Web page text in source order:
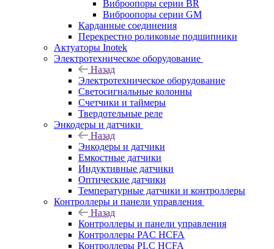
Виброопоры серии BR
Виброопоры серии GM
Карданные соединения
Перекрестно роликовые подшипники
Актуаторы Inotek
Электротехническое оборудование
Назад
Электротехническое оборудование
Светосигнальные колонны
Счетчики и таймеры
Твердотельные реле
Энкодеры и датчики
Назад
Энкодеры и датчики
Емкостные датчики
Индуктивные датчики
Оптические датчики
Температурные датчики и контроллеры
Контроллеры и панели управления
Назад
Контроллеры и панели управления
Контроллеры PAC HCFA
Контроллеры PLC HCFA